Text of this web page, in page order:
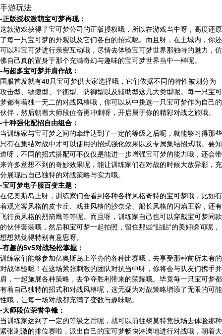
手游玩法
-正版授权激萌宝可梦再现：
这款游戏获得了宝可梦公司的正版授权哦，所以在游戏当中呀，高度还原
了每一只宝可梦的外观以及它们各自的招式呢。而且呀，在主城内，你还
可以和宝可梦进行亲密互动哦，尽情去体验宝可梦世界那独特的魅力，仿
佛自己真的置身于那个充满奇幻与趣味的宝可梦世界当中一样呢。
-与超多宝可梦并肩作战：
国服首发就有48只宝可梦供大家选择哦，它们依据不同的特性被划分为
攻击型、敏捷型、平衡型、防御型以及辅助型这几大类型呢。每一只宝可
梦都有着独一无二的对战风格哦，你可以从中挑选一只宝可梦作为自己的
伙伴，然后朝着大师段位奋勇冲刺呀，开启属于你的精彩对战之旅哦。
-十种强化配招自由组合：
当训练家与宝可梦之间的牵绊达到了一定的等级之后呢，就能够习得那些
只有在集结对战中才可以使用的招式强化效果以及专属集结招式哦。要知
道呀，不同的招式搭配可不仅仅是能进一步增强宝可梦的能力哦，还会带
来许多意想不到的奇妙效果呢，能让训练家们在对战的时候大放异彩，充
分展现出自己独特的对战策略与实力哦。
-宝可梦电子服百变主题：
在亿奥斯岛上呀，训练家们会看到各种各样风格奇特的宝可梦哦，比如有
着观光客风格的皮卡丘、戏曲风格的沙奈朵、船长风格的闪焰王牌，还有
飞行员风格的烈箭鹰等等呢。而且呀，训练家自己也可以穿戴宝可梦同款
的伙伴套装哦，然后和宝可梦一起拍照，留住那些“贴贴”的美好瞬间呢，
想想就觉得特别有意思呀。
-有趣的5v5对战轻松掌握：
训练家们能够参加亿奥斯岛上举办的各种比赛哦，去享受那种前所未有的
对战体验呢！在这场紧张刺激的团队对抗当中呀，你将会与队友们携手并
肩，一起施展各种策略，去争夺胜利带来的荣耀哦。毕竟每一只宝可梦都
有着自己独特的招式和对战风格呢，这无疑为对战策略增添了无限的可能
性哦，让每一场对战都充满了变数与趣味呢。
-大师段位荣誉争锋：
当训练家达到了一定的等级之后呢，就可以前往黎莫特竞技场去体验那种
紧张刺激的排位赛啦，派出自己的宝可梦畅快淋漓地进行对战哦，朝着大